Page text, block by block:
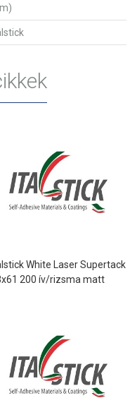
White Laser Supertack
200 ív/rizsma matt